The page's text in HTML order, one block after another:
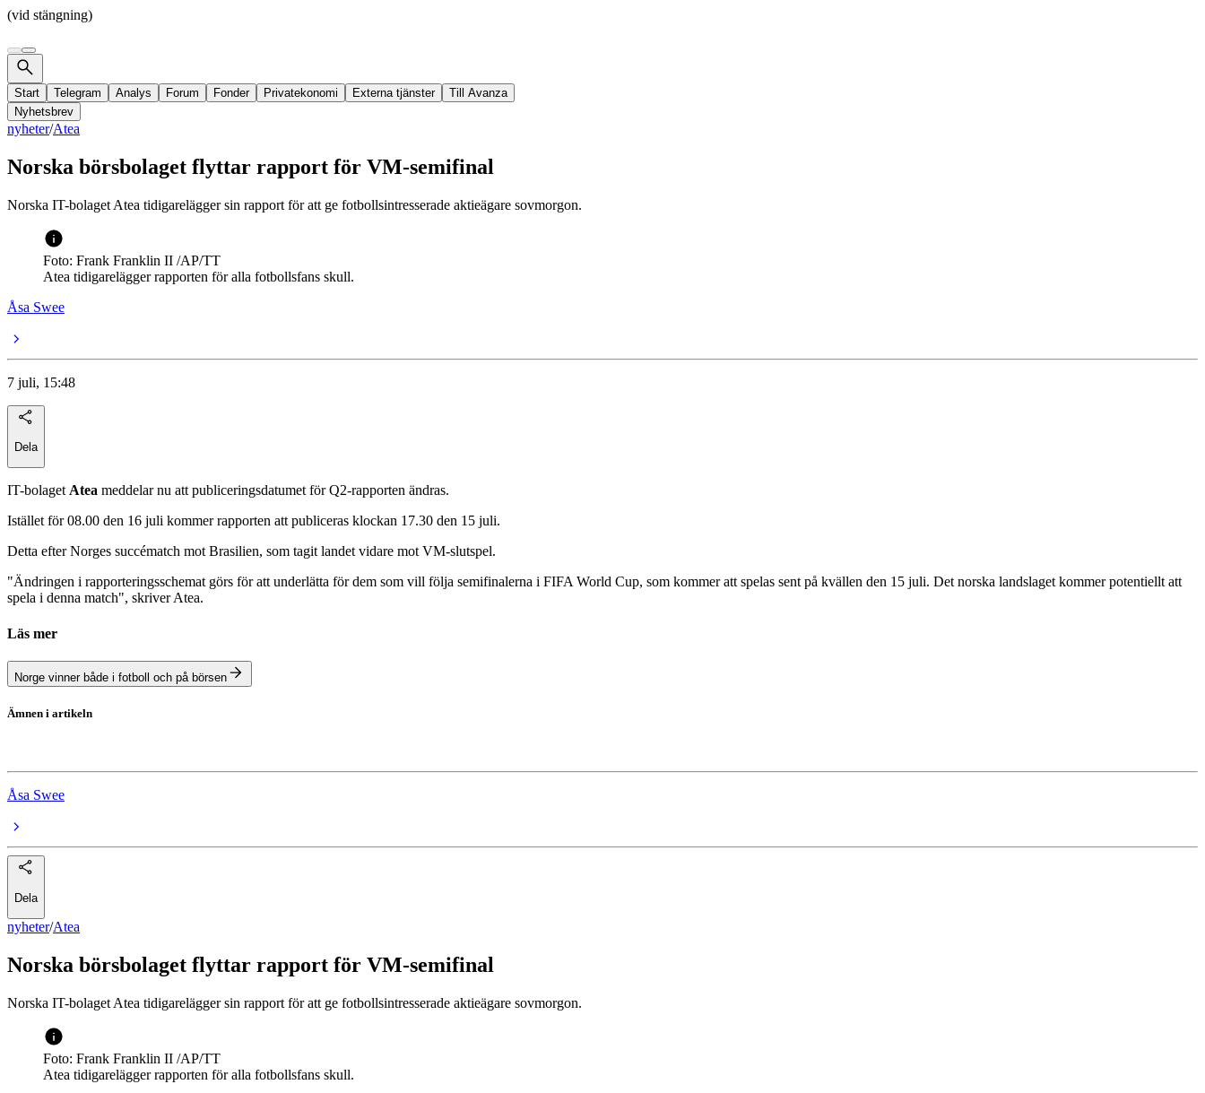
(vid stängning)
Start Telegram Analys Forum Fonder Privatekonomi Externa tjänster
Till Avanza
Nyhetsbrev
nyheter/Atea
Norska börsbolaget flyttar rapport för VM-semifinal
Norska IT-bolaget Atea tidigarelägger sin rapport för att ge fotbollsintresserade aktieägare sovmorgon.
Foto: Frank Franklin II /AP/TT
Atea tidigarelägger rapporten för alla fotbollsfans skull.
Åsa Swee
7 juli, 15:48
Dela
IT-bolagetAtea meddelar nu att publiceringsdatumet för Q2-rapporten ändras.
Istället för 08.00 den 16 juli kommer rapporten att publiceras klockan 17.30 den 15 juli.
Detta efter Norges succématch mot Brasilien, som tagit landet vidare mot VM-slutspel.
"Ändringen i rapporteringsschemat görs för att underlätta för dem som vill följa semifinalerna i FIFA World Cup, som kommer att spelas sent på kvällen den 15 juli. Det norska landslaget kommer potentiellt att
spela i denna match", skriver Atea.
Läs mer
Norge vinner både i fotboll och på börsen
Ämnen i artikeln
Åsa Swee
Dela
nyheter/Atea
Norska börsbolaget flyttar rapport för VM-semifinal
Norska IT-bolaget Atea tidigarelägger sin rapport för att ge fotbollsintresserade aktieägare sovmorgon.
Foto: Frank Franklin II /AP/TT
Atea tidigarelägger rapporten för alla fotbollsfans skull.